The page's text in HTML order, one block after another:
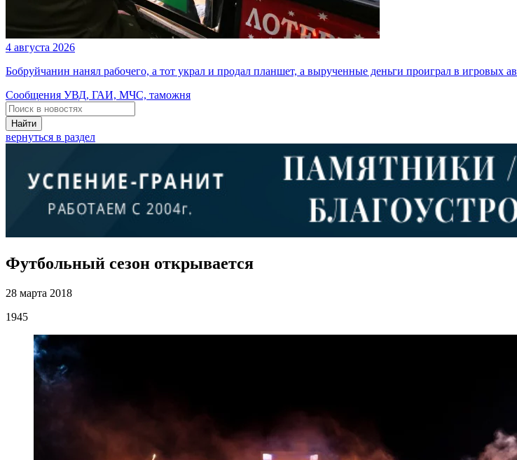
4 августа 2026
Бобруйчанин нанял рабочего, а тот украл и продал планшет, а вырученные деньги проиграл в игровых
Сообщения УВД, ГАИ, МЧС, таможня
Найти
вернуться в раздел
Футбольный сезон открывается
28 марта 2018
1945